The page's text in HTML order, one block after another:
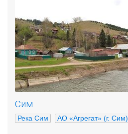
Сим
Река Сим АО «Агрегат» (г. Сим)